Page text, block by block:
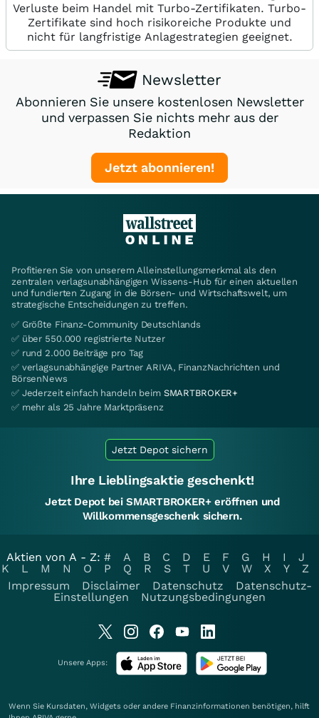
Verluste beim Handel mit Turbo-Zertifikaten. Turbo-
Zertifikate sind hoch risikoreiche Produkte und
nicht für langfristige Anlagestrategien geeignet.
Newsletter
Abonnieren Sie unsere kostenlosen Newsletter
und verpassen Sie nichts mehr aus der
Redaktion
Jetzt abonnieren!
Profitieren Sie von unserem Alleinstellungsmerkmal als den
zentralen verlagsunabhängigen Wissens-Hub für einen aktuellen
und fundierten Zugang in die Börsen- und Wirtschaftswelt, um
strategische Entscheidungen zu treffen.
✅ Größte Finanz-Community Deutschlands
✅ über 550.000 registrierte Nutzer
✅ rund 2.000 Beiträge pro Tag
✅ verlagsunabhängige Partner ARIVA, FinanzNachrichten und
BörsenNews
✅ Jederzeit einfach handeln beim SMARTBROKER+
✅ mehr als 25 Jahre Marktpräsenz
Jetzt Depot sichern
Ihre Lieblingsaktie geschenkt!
Jetzt Depot bei SMARTBROKER+ eröffnen und
Willkommensgeschenk sichern.
Aktien von A - Z: # A B C D E F G H I
J
K
L M N O P Q R S T U V W X Y
Z
Impressum
Disclaimer Datenschutz
Datenschutz-
Einstellungen
Nutzungsbedingungen
Unsere Apps:
Wenn Sie Kursdaten, Widgets oder andere Finanzinformationen benötigen, hilft